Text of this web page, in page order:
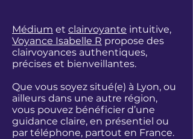
Médium et clairvoyante intuitive,
Voyance Isabelle R propose des
clairvoyances authentiques,
précises et bienveillantes.
Que vous soyez situé(e) à Lyon, ou
ailleurs dans une autre région,
vous pouvez bénéficier d’une
guidance claire, en présentiel ou
par téléphone, partout en France.